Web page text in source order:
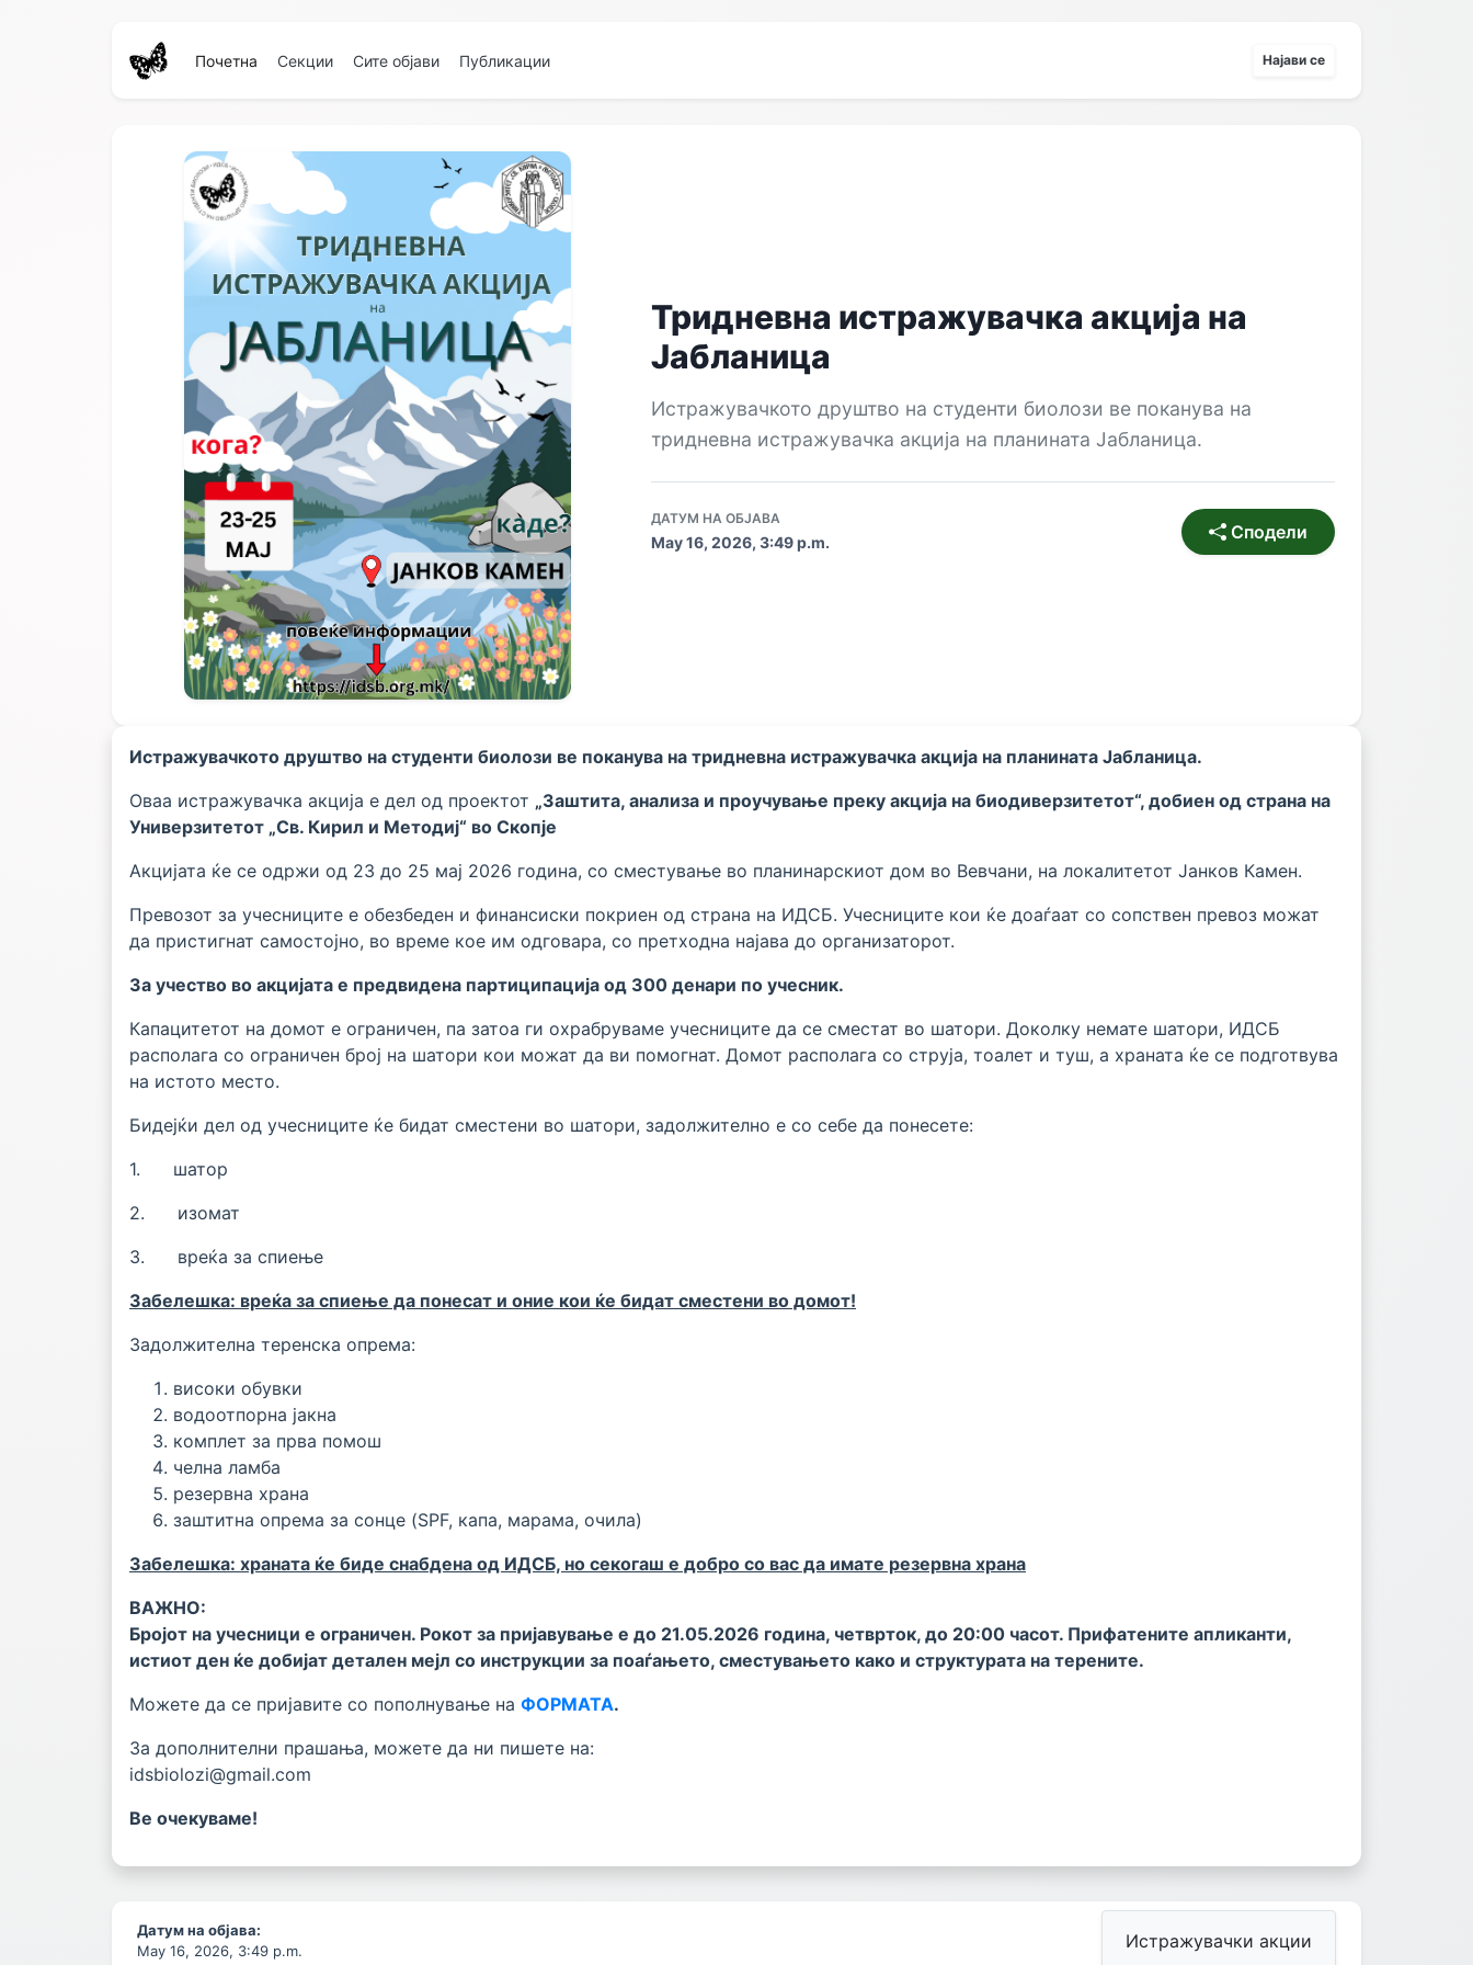
Почетна Секции Сите објави Публикации Најави се
Тридневна истражувачка акција на
Јабланица
Истражувачкото друштво на студенти биолози ве поканува на
тридневна истражувачка акција на планината Јабланица.
ДАТУМ НА ОБЈАВА
May 16, 2026, 3:49 p.m. Сподели
Истражувачкото друштво на студенти биолози ве поканува на тридневна истражувачка акција на планината Јабланица.
Оваа истражувачка акција е дел од проектот „Заштита, анализа и проучување преку акција на биодиверзитетот“, добиен од страна на
Универзитетот „Св. Кирил и Методиј“ во Скопје
Акцијата ќе се одржи од 23 до 25 мај 2026 година, со сместување во планинарскиот дом во Вевчани, на локалитетот Јанков Камен.
Превозот за учесниците е обезбеден и финансиски покриен од страна на ИДСБ. Учесниците кои ќе доаѓаат со сопствен превоз можат
да пристигнат самостојно, во време кое им одговара, со претходна најава до организаторот.
За учество во акцијата е предвидена партиципација од 300 денари по учесник.
Капацитетот на домот е ограничен, па затоа ги охрабруваме учесниците да се сместат во шатори. Доколку немате шатори, ИДСБ
располага со ограничен број на шатори кои можат да ви помогнат. Домот располага со струја, тоалет и туш, а храната ќе се подготвува
на истото место.
Бидејќи дел од учесниците ќе бидат сместени во шатори, задолжително е со себе да понесете:
1. шатор
2. изомат
3. вреќа за спиење
Забелешка: вреќа за спиење да понесат и оние кои ќе бидат сместени во домот!
Задолжителна теренска опрема:
високи обувки
водоотпорна јакна
комплет за прва помош
челна ламба
резервна храна
заштитна опрема за сонце (SPF, капа, марама, очила)
Забелешка: храната ќе биде снабдена од ИДСБ, но секогаш е добро со вас да имате резервна храна
ВАЖНО:
Бројот на учесници е ограничен. Рокот за пријавување е до 21.05.2026 година, четврток, до 20:00 часот. Прифатените апликанти,
истиот ден ќе добијат детален мејл со инструкции за поаѓањето, сместувањето како и структурата на терените.
Можете да се пријавите со пополнување на ФОРМАТА.
За дополнителни прашања, можете да ни пишете на:
idsbiolozi@gmail.com
Ве очекуваме!
Датум на објава:
May 16, 2026, 3:49 p.m.
Истражувачки акции